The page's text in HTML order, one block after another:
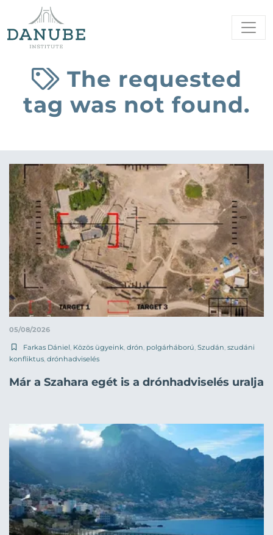
The requested
tag was not found.
05/08/2026
Farkas Dániel Közös ügyeink drón polgárháború Szudán szudáni
konfliktus drónhadviselés
Már a Szahara egét is a drónhadviselés uralja